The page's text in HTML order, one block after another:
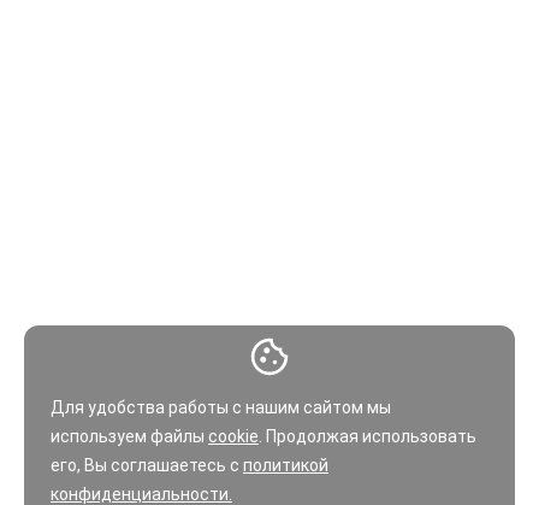
Для удобства работы с нашим сайтом мы
используем файлы cookie . Продолжая использовать
его, Вы соглашаетесь с политикой
конфиденциальности.